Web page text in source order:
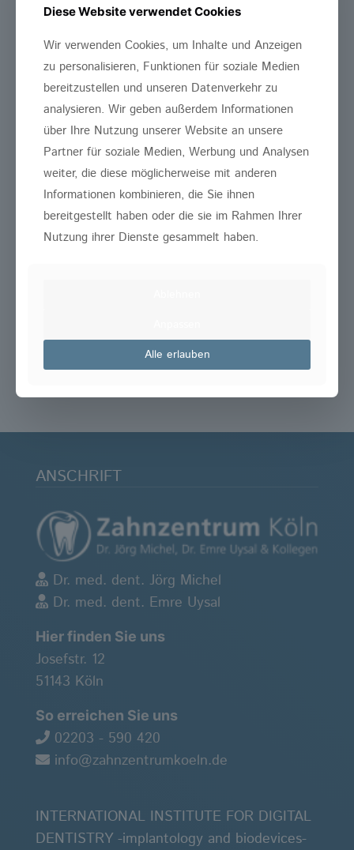
Letzte Beiträge
FVM Freundschaftsturnier ⚽️🙌
Der große Zahnzentrum Köln
Malwettbewerb!
I-Dötzchentag im City Center Porz
Wurzelbehandlung 3/3
ANSCHRIFT
Dr. med. dent. Jörg Michel
Dr. med. dent. Emre Uysal
Hier finden Sie uns
Josefstr. 12
51143 Köln
So erreichen Sie uns
02203 - 590 420
info@zahnzentrumkoeln.de
INTERNATIONAL INSTITUTE FOR DIGITAL
DENTISTRY -implantology and biodevices-
Diese Website verwendet Cookies
Wir verwenden Cookies, um Inhalte und Anzeigen
zu personalisieren, Funktionen für soziale Medien
bereitzustellen und unseren Datenverkehr zu
analysieren. Wir geben außerdem Informationen
über Ihre Nutzung unserer Website an unsere
Partner für soziale Medien, Werbung und Analysen
weiter, die diese möglicherweise mit anderen
Informationen kombinieren, die Sie ihnen
bereitgestellt haben oder die sie im Rahmen Ihrer
Nutzung ihrer Dienste gesammelt haben.
Alle erlauben